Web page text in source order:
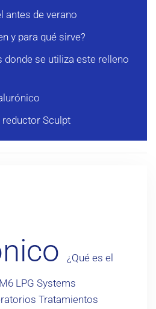
antes de verano
y para qué sirve?
se utiliza este relleno
Sculpt
¿Qué es el
LPG Systems
Tratamientos